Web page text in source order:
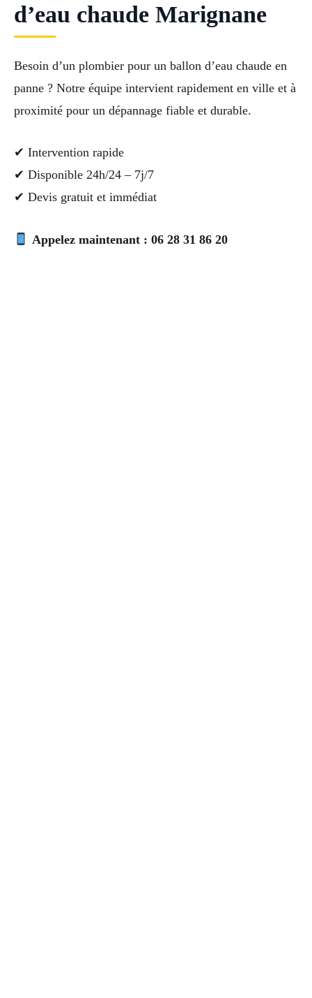
d’eau chaude Marignane
Besoin d’un plombier pour un ballon d’eau chaude en
panne ? Notre équipe intervient rapidement en ville et à
proximité pour un dépannage fiable et durable.
✔ Intervention rapide
✔ Disponible 24h/24 – 7j/7
✔ Devis gratuit et immédiat
Appelez maintenant : 06 28 31 86 20